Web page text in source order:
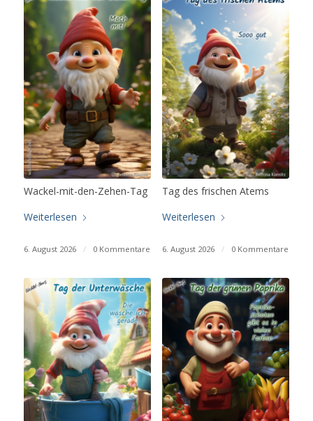
Wackel-mit-den-Zehen-Tag
Weiterlesen
6. August 2026 / 0 Kommentare
Tag des frischen Atems
Weiterlesen
6. August 2026 / 0 Kommentare